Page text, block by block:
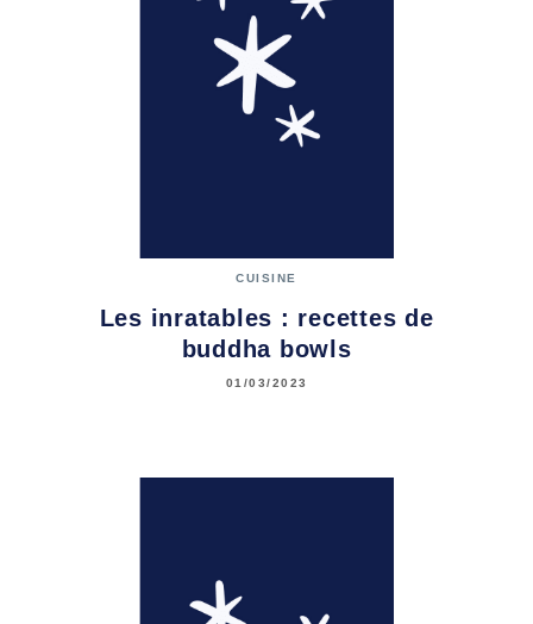
CUISINE
Les inratables : recettes de
buddha bowls
01/03/2023